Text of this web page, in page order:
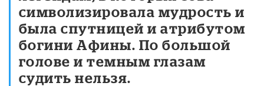
символизировала мудрость и
была спутницей и атрибутом
богини Афины. По большой
голове и темным глазам
судить нельзя.